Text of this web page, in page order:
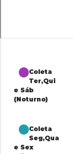
Coleta
Ter,Qui
e Sáb
(Noturno)
Coleta
Seg,Qua
e Sex